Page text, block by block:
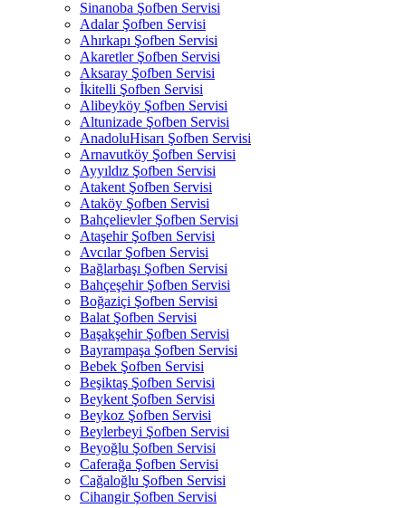
Sinanoba Şofben Servisi
Adalar Şofben Servisi
Ahırkapı Şofben Servisi
Akaretler Şofben Servisi
Aksaray Şofben Servisi
İkitelli Şofben Servisi
Alibeyköy Şofben Servisi
Altunizade Şofben Servisi
AnadoluHisarı Şofben Servisi
Arnavutköy Şofben Servisi
Ayyıldız Şofben Servisi
Atakent Şofben Servisi
Ataköy Şofben Servisi
Bahçelievler Şofben Servisi
Ataşehir Şofben Servisi
Avcılar Şofben Servisi
Bağlarbaşı Şofben Servisi
Bahçeşehir Şofben Servisi
Boğaziçi Şofben Servisi
Balat Şofben Servisi
Başakşehir Şofben Servisi
Bayrampaşa Şofben Servisi
Bebek Şofben Servisi
Beşiktaş Şofben Servisi
Beykent Şofben Servisi
Beykoz Şofben Servisi
Beylerbeyi Şofben Servisi
Beyoğlu Şofben Servisi
Caferağa Şofben Servisi
Cağaloğlu Şofben Servisi
Cihangir Şofben Servisi